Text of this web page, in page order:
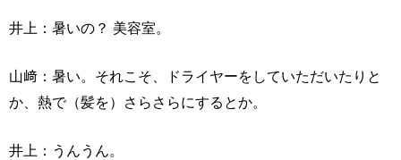
井上：暑いの？ 美容室。
山﨑：暑い。それこそ、ドライヤーをしていただいたりと
か、熱で（髪を）さらさらにするとか。
井上：うんうん。